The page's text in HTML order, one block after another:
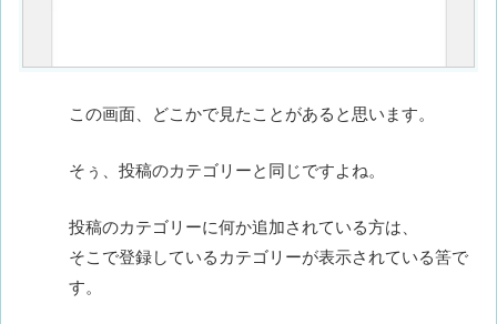
この画面、どこかで見たことがあると思います。
そぅ、投稿のカテゴリーと同じですよね。
投稿のカテゴリーに何か追加されている方は、
そこで登録しているカテゴリーが表示されている筈で
す。